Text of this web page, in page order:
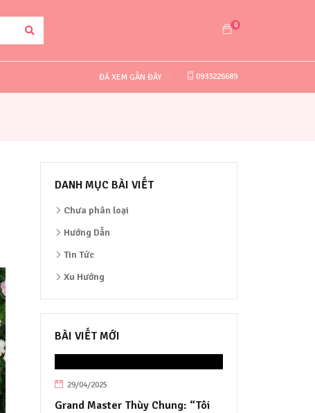
0
0933226689
ĐÃ XEM GẦN ĐÂY
DANH MỤC BÀI VIẾT
Chưa phân loại
Hướng Dẫn
Tin Tức
Xu Hướng
BÀI VIẾT MỚI
29/04/2025
Grand Master Thùy Chung: “Tôi